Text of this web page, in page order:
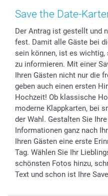
Zubehör & Material
Sticker & Etiketten
Geschenk-Gutscheine (PDF)
AGB
Presse
Partnerprogramme
Investor Relations
B2B smartbusiness
Widerrufsrecht
Muttertag
Kommunion & Konfirmation
Hochzeit
Geburtstag
Geburt
Zu allen Anlässen
Preise und Versandkosten
48h Lieferung
Zahlungsmöglichkeiten
Anmelden /Registrieren
Sitemap
Status der Bestellung
smartfriends
smartgarantie
smartbonus
Save the Date-
Der Antrag ist gestellt und
fest. Damit alle Gäste bei
sein können, ist es
zu informieren. Mit einer
Ihren Gästen nicht nur die
geben auch einen ersten
Hochzeit! Ob klassische
moderne Klappkarten, bei
der Wahl. Gestalten Sie
Informationen ganz nach
Ihren Gästen eine erste
Tag. Wählen Sie Ihr
schönsten Fotos hinzu,
Text und schon ist Ihre